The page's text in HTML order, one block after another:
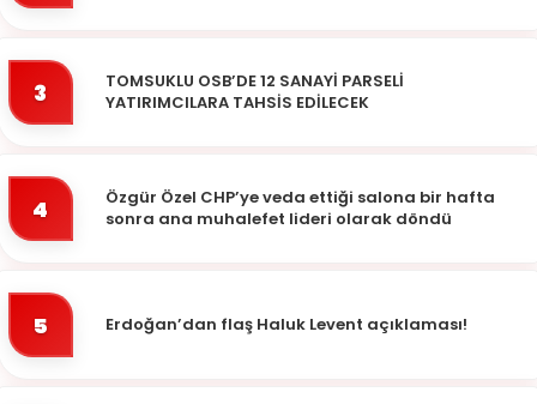
3
TOMSUKLU OSB’DE 12 SANAYİ PARSELİ
YATIRIMCILARA TAHSİS EDİLECEK
4
Özgür Özel CHP’ye veda ettiği salona bir hafta
sonra ana muhalefet lideri olarak döndü
5 Erdoğan’dan flaş Haluk Levent açıklaması!